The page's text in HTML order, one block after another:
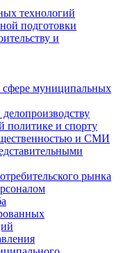
технологий
подготовки
и
муниципальных
политике и спорту
и СМИ
рынка